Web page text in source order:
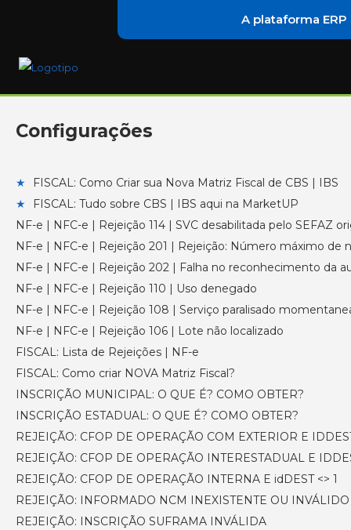
A plataforma
Configurações
★
FISCAL: Como Criar sua Nova Matriz Fiscal de CBS | IBS
★
FISCAL: Tudo sobre CBS | IBS aqui na MarketUP
NF-e | NFC-e | Rejeição 114 | SVC desabilitada pelo SEFAZ
NF-e | NFC-e | Rejeição 201 | Rejeição: Número máximo de
NF-e | NFC-e | Rejeição 202 | Falha no reconhecimento da
NF-e | NFC-e | Rejeição 110 | Uso denegado
NF-e | NFC-e | Rejeição 108 | Serviço paralisado
NF-e | NFC-e | Rejeição 106 | Lote não localizado
FISCAL: Lista de Rejeições | NF-e
FISCAL: Como criar NOVA Matriz Fiscal?
INSCRIÇÃO MUNICIPAL: O QUE É? COMO OBTER?
INSCRIÇÃO ESTADUAL: O QUE É? COMO OBTER?
REJEIÇÃO: CFOP DE OPERAÇÃO COM EXTERIOR E
REJEIÇÃO: CFOP DE OPERAÇÃO INTERESTADUAL E
REJEIÇÃO: CFOP DE OPERAÇÃO INTERNA E idDEST <> 1
REJEIÇÃO: INFORMADO NCM INEXISTENTE OU INVÁLIDO
REJEIÇÃO: INSCRIÇÃO SUFRAMA INVÁLIDA